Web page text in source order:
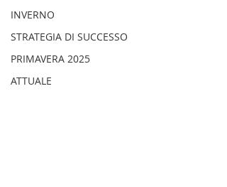
INVERNO
STRATEGIA DI SUCCESSO
PRIMAVERA 2025
ATTUALE